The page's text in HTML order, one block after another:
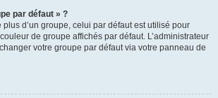
par défaut » ?
d’un groupe, celui par défaut est utilisé pour
de groupe affichés par défaut. L’administrateur
votre groupe par défaut via votre panneau de